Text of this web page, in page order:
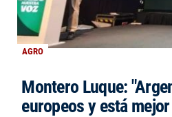
AGRO
Montero Luque:
europeos y está